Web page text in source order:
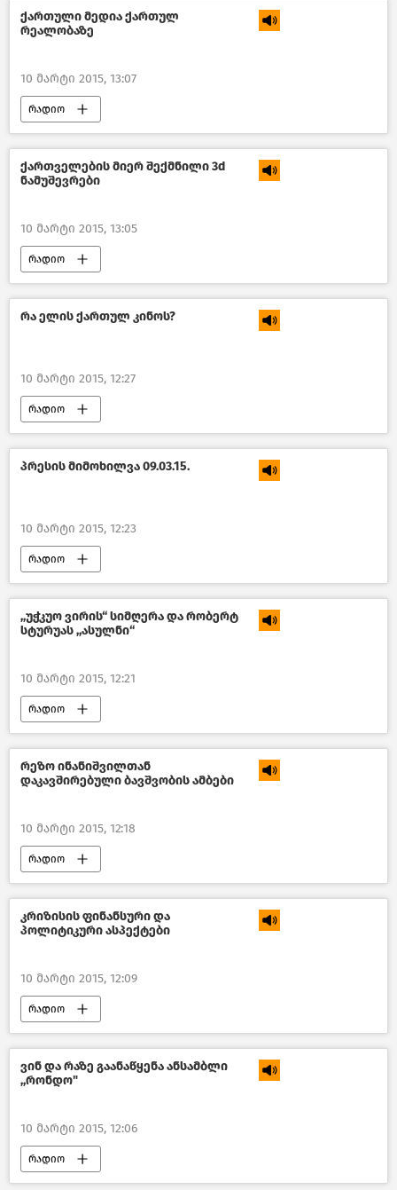
ქართული მედია ქართულ
რეალობაზე
10 მარტი 2015, 13:07
რადიო
ქართველების მიერ შექმნილი 3d
ნამუშევრები
10 მარტი 2015, 13:05
რადიო
რა ელის ქართულ კინოს?
10 მარტი 2015, 12:27
რადიო
პრესის მიმოხილვა 09.03.15.
10 მარტი 2015, 12:23
რადიო
,,უჭკუო ვირის“ სიმღერა და რობერტ
სტურუას ,,ასულნი“
10 მარტი 2015, 12:21
რადიო
რეზო ინანიშვილთან
დაკავშირებული ბავშვობის ამბები
10 მარტი 2015, 12:18
რადიო
კრიზისის ფინანსური და
პოლიტიკური ასპექტები
10 მარტი 2015, 12:09
რადიო
ვინ და რაზე გაანაწყენა ანსამბლი
,,რონდო"
10 მარტი 2015, 12:06
რადიო